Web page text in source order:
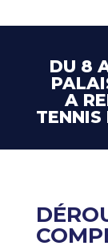
DU 8
A
TENNIS